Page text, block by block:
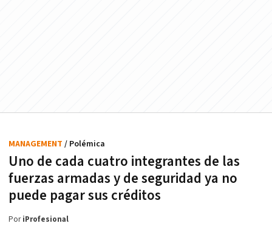
Uno de cada cuatro integrantes de las
fuerzas armadas y de seguridad ya no
puede pagar sus créditos
MANAGEMENT / Polémica
PoriProfesional